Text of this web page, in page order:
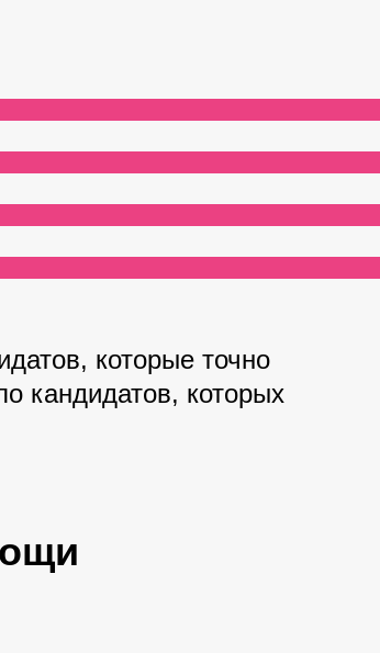
которые точно
кандидатов, которых